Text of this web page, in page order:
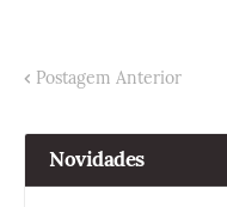
Postagem Anterior
Novidades